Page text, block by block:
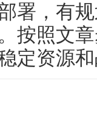
署，有
按照文
定资源